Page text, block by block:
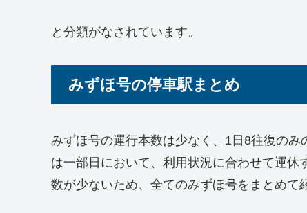
と分類がなされています。
みずほ号の停車駅まとめ
みずほ号の運行本数は少なく、1日8往復の
は一部日において、利用状況に合わせて運
数が少ないため、全てのみずほ号をまとめて